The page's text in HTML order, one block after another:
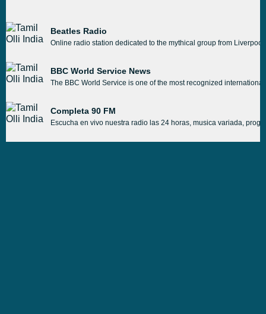
Beatles Radio
Online radio station dedicated to the mythical group from
BBC World Service News
The BBC World Service is one of the most recognized
Completa 90 FM
Escucha en vivo nuestra radio las 24 horas, musica variada,